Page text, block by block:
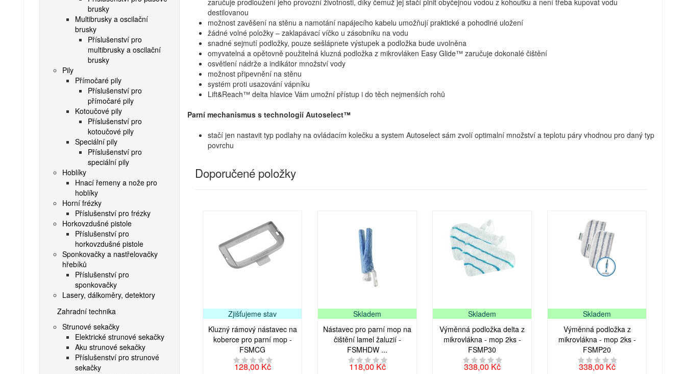
brusky
Multibrusky a oscilační
brusky
Příslušenství pro
multibrusky a oscilační
brusky
Pily
Přímočaré pily
Příslušenství pro
přímočaré pily
Kotoučové pily
Příslušenství pro
kotoučové pily
Speciální pily
Příslušenství pro
speciální pily
Hoblíky
Hnací řemeny a nože pro
hoblíky
Horní frézky
Příslušenství pro frézky
Horkovzdušné pistole
Příslušenství pro
horkovzdušné pistole
Sponkovačky a nastřelovačky
hřebíků
Příslušenství pro
sponkovačky
Lasery, dálkoměry, detektory
Zahradní technika
Strunové sekačky
Elektrické strunové sekačky
Aku strunové sekačky
Příslušenství pro strunové
sekačky
destilovanou
možnost zavěšení na stěnu a namotání napájecího kabelu umožňují praktické a pohodlné uložení
žádné volné položky – zaklapávací víčko u zásobníku na vodu
snadné sejmutí podložky, pouze sešlápnete výstupek a podložka bude uvolněna
omyvatelná a opětovně použitelná kluzná podložka z mikrovláken Easy Glide™ zaručuje dokonalé čištění
osvětlení nádrže a indikátor množství vody
možnost připevnění na stěnu
systém proti usazování vápníku
Lift&Reach™ delta hlavice Vám umožní přístup i do těch nejmenších rohů
Parní mechanismus s technologií Autoselect™
stačí jen nastavit typ podlahy na ovládacím kolečku a system Autoselect sám zvolí optimalní množství a teplotu páry vhodnou pro daný typ
povrchu
Doporučené položky
Zjišťujeme stav
Kluzný rámový nástavec na
koberce pro parní mop -
FSMCG
128,00 Kč
Skladem
Nástavec pro parní mop na
čištění lamel žaluzií -
FSMHDW ...
118,00 Kč
Skladem
Výměnná podložka delta z
mikrovlákna - mop 2ks -
FSMP30
338,00 Kč
Skladem
Výměnná podložka z
mikrovlákna - mop 2ks -
FSMP20
338,00 Kč